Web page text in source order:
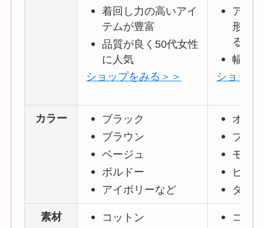
着回し力の高いアイ
テムが豊富
品質が良く50代女性
に人気
ショップをみる＞＞
アシ
形し
る
幅広
ショップ
カラー
ブラック
ブラウン
ベージュ
ボルドー
アイボリーなど
オフ
ブラ
モカ
ピン
ダー
素材
コットン
コッ